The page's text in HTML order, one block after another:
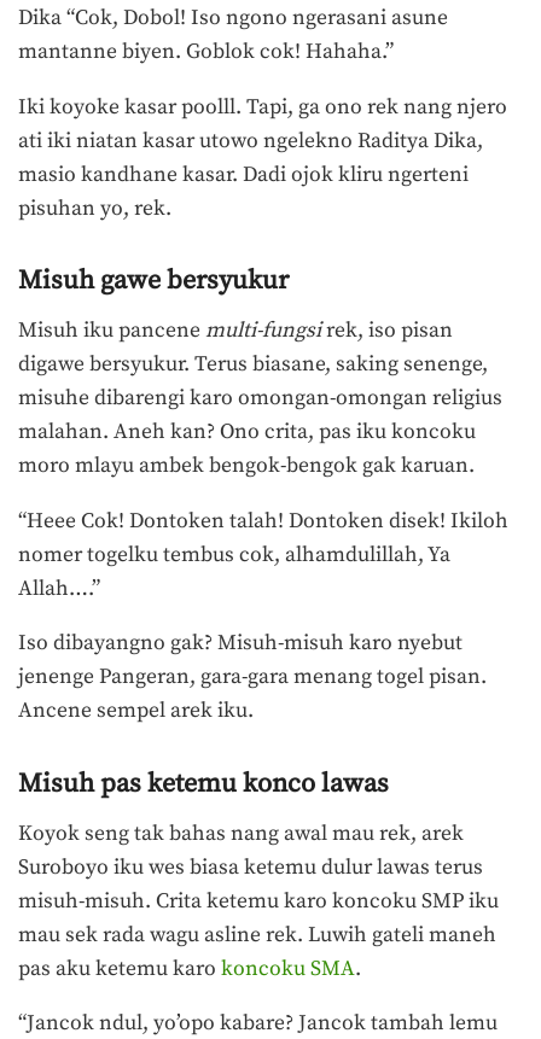
Dika “Cok, Dobol! Iso ngono ngerasani asune
mantanne biyen. Goblok cok! Hahaha.”
Iki koyoke kasar poolll. Tapi, ga ono rek nang njero
ati iki niatan kasar utowo ngelekno Raditya Dika,
masio kandhane kasar. Dadi ojok kliru ngerteni
pisuhan yo, rek.
Misuh gawe bersyukur
Misuh iku pancene multi-fungsirek, iso pisan
digawe bersyukur. Terus biasane, saking senenge,
misuhe dibarengi karo omongan-omongan religius
malahan. Aneh kan? Ono crita, pas iku koncoku
moro mlayu ambek bengok-bengok gak karuan.
“Heee Cok! Dontoken talah! Dontoken disek! Ikiloh
nomer togelku tembus cok, alhamdulillah, Ya
Allah….”
Iso dibayangno gak? Misuh-misuh karo nyebut
jenenge Pangeran, gara-gara menang togel pisan.
Ancene sempel arek iku.
Misuh pas ketemu konco lawas
Koyok seng tak bahas nang awal mau rek, arek
Suroboyo iku wes biasa ketemu dulur lawas terus
misuh-misuh. Crita ketemu karo koncoku SMP iku
mau sek rada wagu asline rek. Luwih gateli maneh
pas aku ketemu karo koncoku SMA.
“Jancok ndul, yo’opo kabare? Jancok tambah lemu